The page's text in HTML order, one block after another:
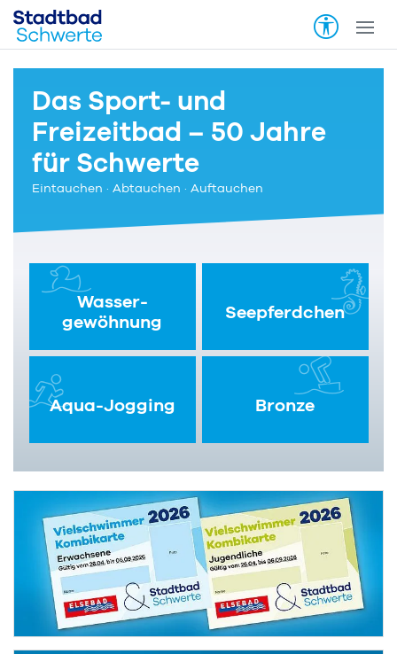
Das Sport- und
Freizeitbad – 50 Jahre
für Schwerte
Eintauchen · Abtauchen · Auftauchen
Wasser-
gewöhnung
Seepferdchen
Aqua-Jogging Bronze